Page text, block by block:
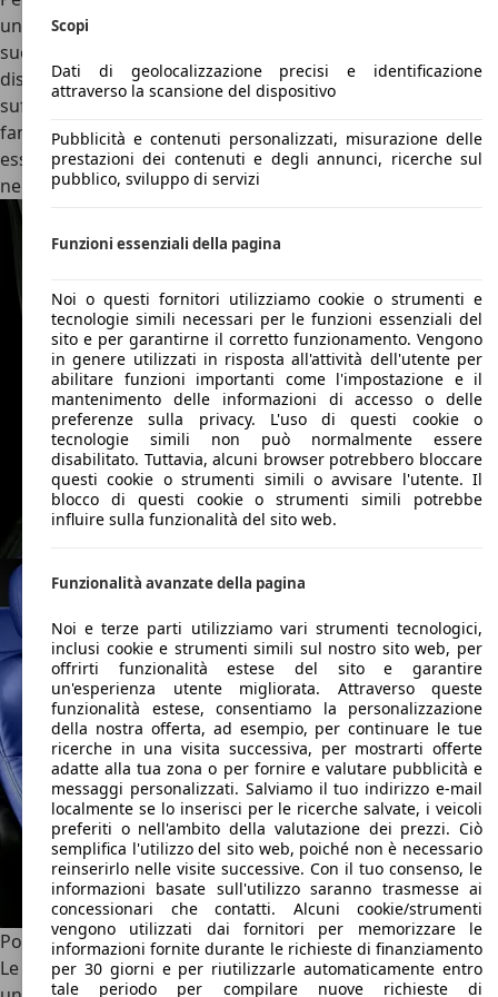
una vettura a due porte adatta anche alla famiglia ed ai
suoi occupanti che trovano la loro strada in maniera
discreta. Posteriormente si trova unbagagliaio da 400 litri
sufficienti per caricare le valigie di un weekend con tutta la
famiglia. Qui sono stati limitati i bottoni, ma tutto risulta
essere sempre al suo posto, di facile visione e pratico
nell’utilizzo quotidiano.
Pontiac GTO: Alternative e Concorrenti
Le concorrenti della Pontiac GTO si contano sulle dita di
Scopi
Dati di geolocalizzazione precisi e identificazione
attraverso la scansione del dispositivo
Pubblicità e contenuti personalizzati, misurazione delle
prestazioni dei contenuti e degli annunci, ricerche sul
pubblico, sviluppo di servizi
Funzioni essenziali della pagina
Noi o questi fornitori utilizziamo cookie o strumenti e
tecnologie simili necessari per le funzioni essenziali del
sito e per garantirne il corretto funzionamento. Vengono
in genere utilizzati in risposta all'attività dell'utente per
abilitare funzioni importanti come l'impostazione e il
mantenimento delle informazioni di accesso o delle
preferenze sulla privacy. L'uso di questi cookie o
tecnologie simili non può normalmente essere
disabilitato. Tuttavia, alcuni browser potrebbero bloccare
questi cookie o strumenti simili o avvisare l'utente. Il
blocco di questi cookie o strumenti simili potrebbe
influire sulla funzionalità del sito web.
Funzionalità avanzate della pagina
Noi e terze parti utilizziamo vari strumenti tecnologici,
inclusi cookie e strumenti simili sul nostro sito web, per
offrirti funzionalità estese del sito e garantire
un'esperienza utente migliorata. Attraverso queste
funzionalità estese, consentiamo la personalizzazione
della nostra offerta, ad esempio, per continuare le tue
ricerche in una visita successiva, per mostrarti offerte
adatte alla tua zona o per fornire e valutare pubblicità e
messaggi personalizzati. Salviamo il tuo indirizzo e-mail
localmente se lo inserisci per le ricerche salvate, i veicoli
preferiti o nell'ambito della valutazione dei prezzi. Ciò
semplifica l'utilizzo del sito web, poiché non è necessario
reinserirlo nelle visite successive. Con il tuo consenso, le
informazioni basate sull'utilizzo saranno trasmesse ai
concessionari che contatti. Alcuni cookie/strumenti
vengono utilizzati dai fornitori per memorizzare le
informazioni fornite durante le richieste di finanziamento
per 30 giorni e per riutilizzarle automaticamente entro
tale periodo per compilare nuove richieste di